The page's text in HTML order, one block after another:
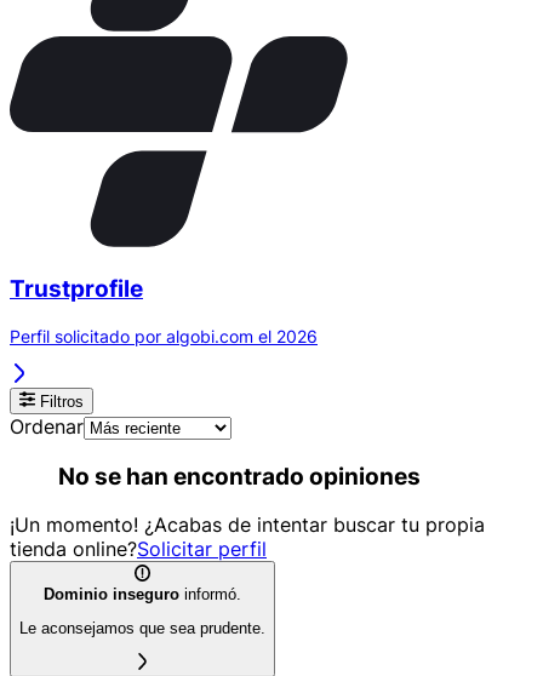
Trustprofile
Perfil solicitado por algobi.com el 2026
Filtros
Ordenar
No se han encontrado opiniones
¡Un momento! ¿Acabas de intentar buscar tu propia
tienda online?Solicitar perfil
Dominio inseguro informó.
Le aconsejamos que sea prudente.